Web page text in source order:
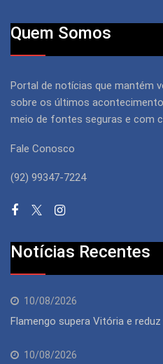
Quem Somos
Portal de notícias que mantém
sobre os últimos
meio de fontes seguras e com
Fale Conosco
(92) 99347-7224
Notícias Recentes
10/08/2026
Flamengo supera Vitória e
10/08/2026